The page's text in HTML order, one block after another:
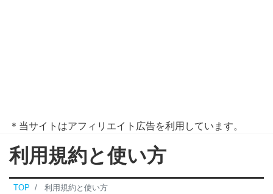
＊当サイトはアフィリエイト広告を利用しています。
利用規約と使い方
TOP 利用規約と使い方